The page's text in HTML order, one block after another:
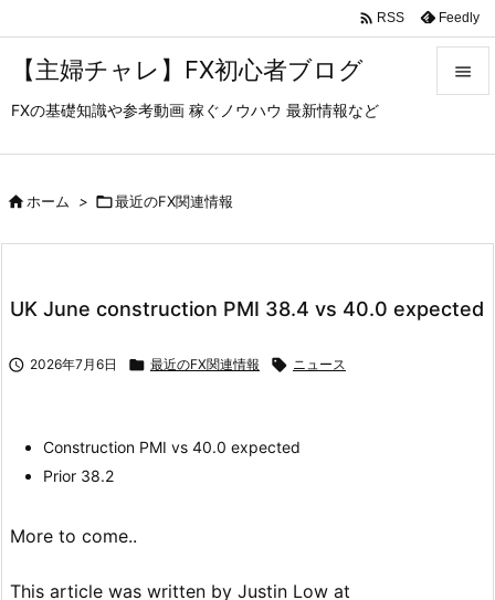
【主婦チャレ】FX初心者ブログ
FXの基礎知識や参考動画 稼ぐノウハウ 最新情報など

次へ
 RSS Feedly
ホーム > 最近のFX関連情報
UK June construction PMI 38.4 vs 40.0 expected
 2026年7月6日  最近のFX関連情報  ニュース
Construction PMI vs 40.0 expected
Prior 38.2
More to come..
This article was written by Justin Low at